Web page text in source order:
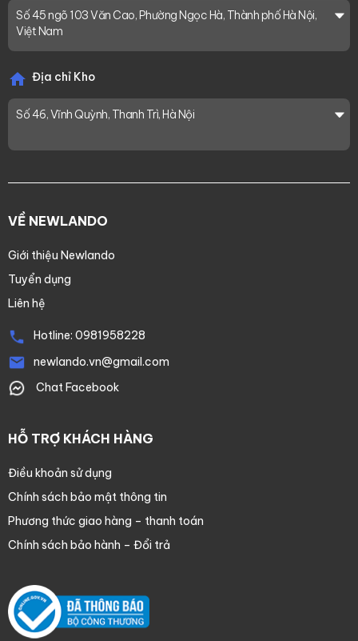
Số 45 ngõ 103 Văn Cao, Phường Ngọc Hà, Thành phố Hà Nội,
Việt Nam
Địa chỉ Kho
Số 46, Vĩnh Quỳnh, Thanh Trì, Hà Nội
VỀ NEWLANDO
Giới thiệu Newlando
Tuyển dụng
Liên hệ
Hotline: 0981958228
newlando.vn@gmail.com
Chat Facebook
HỖ TRỢ KHÁCH HÀNG
Điều khoản sử dụng
Chính sách bảo mật thông tin
Phương thức giao hàng – thanh toán
Chính sách bảo hành – Đổi trả